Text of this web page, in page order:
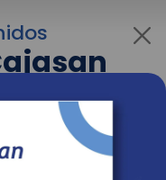
tu interés más